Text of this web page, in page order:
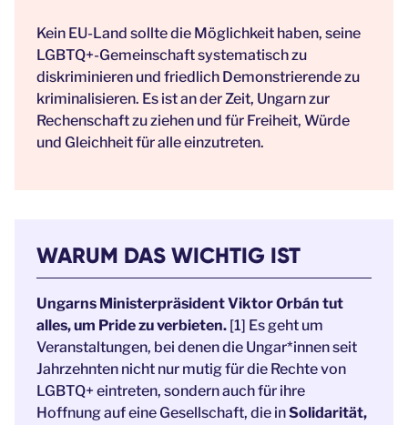
Kein EU-Land sollte die Möglichkeit haben, seine
LGBTQ+-Gemeinschaft systematisch zu
diskriminieren und friedlich Demonstrierende zu
kriminalisieren. Es ist an der Zeit, Ungarn zur
Rechenschaft zu ziehen und für Freiheit, Würde
und Gleichheit für alle einzutreten.
WARUM DAS WICHTIG IST
Ungarns Ministerpräsident Viktor Orbán tut
alles, um Pride zu verbieten. [1] Es geht um
Veranstaltungen, bei denen die Ungar*innen seit
Jahrzehnten nicht nur mutig für die Rechte von
LGBTQ+ eintreten, sondern auch für ihre
Hoffnung auf eine Gesellschaft, die inSolidarität,